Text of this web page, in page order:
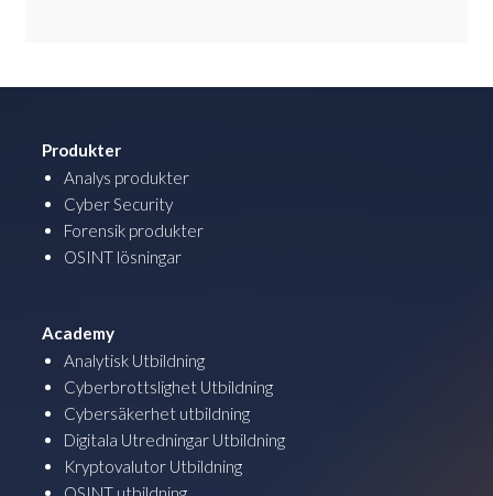
Produkter
Analys produkter
Cyber Security
Forensik produkter
OSINT lösningar
Academy
Analytisk Utbildning
Cyberbrottslighet Utbildning
Cybersäkerhet utbildning
Digitala Utredningar Utbildning
Kryptovalutor Utbildning